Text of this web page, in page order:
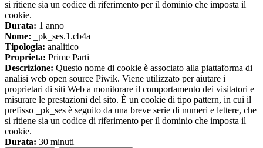
si ritiene sia un codice di riferimento per il dominio che imposta il
cookie.
Durata: 1 anno
Nome: _pk_ses.1.cb4a
Tipologia: analitico
Proprieta: Prime Parti
Descrizione: Questo nome di cookie è associato alla piattaforma di
analisi web open source Piwik. Viene utilizzato per aiutare i
proprietari di siti Web a monitorare il comportamento dei visitatori e
misurare le prestazioni del sito. È un cookie di tipo pattern, in cui il
prefisso _pk_ses è seguito da una breve serie di numeri e lettere, che
si ritiene sia un codice di riferimento per il dominio che imposta il
cookie.
Durata: 30 minuti